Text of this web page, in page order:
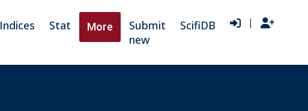
Indices Stat More
Submit
new
ScifiDB |